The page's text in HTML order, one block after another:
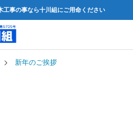
工事の事なら十川組にご用命ください
新年のご挨拶